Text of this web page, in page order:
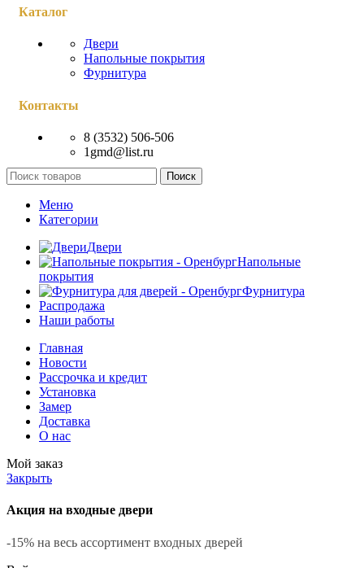
Каталог
Двери
Напольные покрытия
Фурнитура
Контакты
8 (3532) 506-506
1gmd@list.ru
Поиск
Меню
Категории
Двери
Напольные
покрытия
Фурнитура
Распродажа
Наши работы
Главная
Новости
Рассрочка и кредит
Установка
Замер
Доставка
О нас
Мой заказ
Закрыть
Акция на входные двери
-15% на весь ассортимент входных дверей